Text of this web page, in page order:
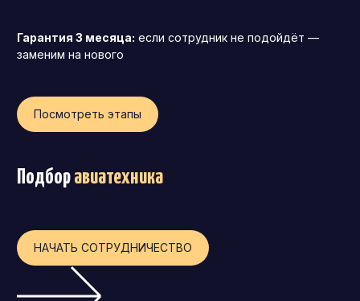
Генеральный директор (CEO)
Коммерческий директор
Операционный директор (COO)
Директор по стратегическому развитию
Финансовый директор (CFO)
Технический директор (CTO)
Гарантия 3 месяца: если сотрудник не подойдёт —
заменим на нового
Посмотреть этапы
Подборавиатехника
НАЧАТЬ СОТРУДНИЧЕСТВО